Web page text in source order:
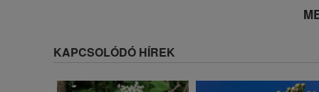
KAPCSOLÓDÓ HÍREK